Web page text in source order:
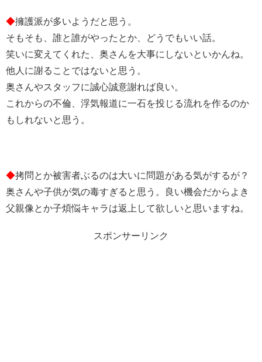
◆擁護派が多いようだと思う。
そもそも、誰と誰がやったとか、どうでもいい話。
笑いに変えてくれた、奥さんを大事にしないといかんね。
他人に謝ることではないと思う。
奥さんやスタッフに誠心誠意謝れば良い。
これからの不倫、浮気報道に一石を投じる流れを作るのか
もしれないと思う。
◆拷問とか被害者ぶるのは大いに問題がある気がするが？
奥さんや子供が気の毒すぎると思う。良い機会だからよき
父親像とか子煩悩キャラは返上して欲しいと思いますね。
スポンサーリンク